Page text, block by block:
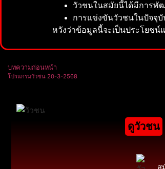
วัวชนในสมัยนี้ได้มีการพั
การแข่งขันวัวชนในปัจจุ
หวังว่าข้อมูลนี้จะเป็นประโยชน์
บทความก่อนหน้า
โปรแกรมวัวชน 20-3-2568
ดูวัวชน